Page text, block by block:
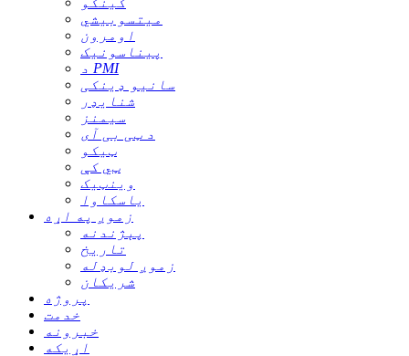
میتسوبیشي
اومرون
پیناسونیک
د PMI
سانیو ډینکی
شنایډر
سیمنز
د ټی بی آی
ټیکو
ټي کې
وینټیک
یاسکاوا
زموږ په اړه
پېژندنه
تاریخ
زموږ لوبډله
شریکان
پروژه
خدمت
خبرونه
اړیکه